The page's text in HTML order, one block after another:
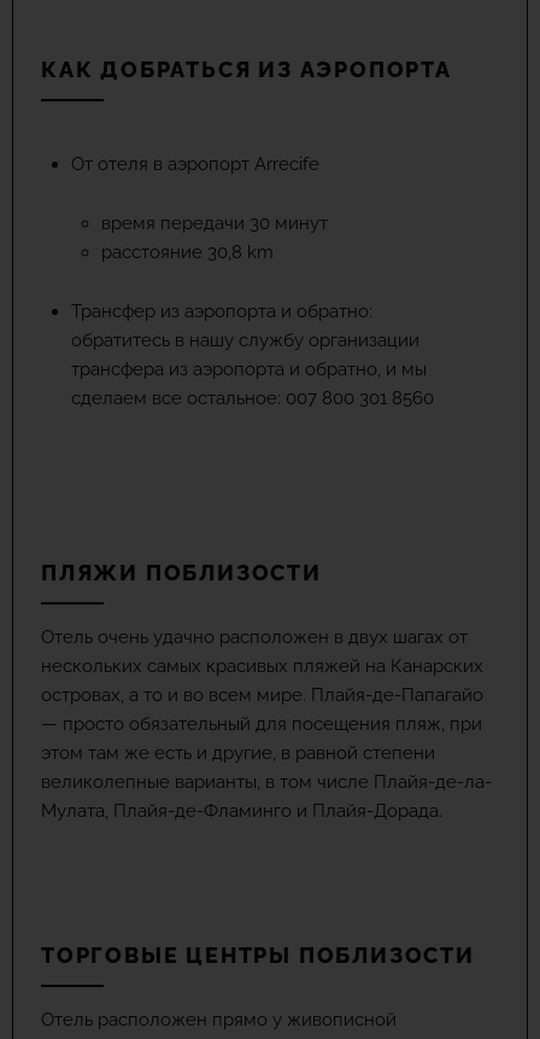
КАК ДОБРАТЬСЯ ИЗ АЭРОПОРТА
От отеля в аэропорт Arrecife
время передачи 30 минут
расстояние 30,8 km
Трансфер из аэропорта и обратно:
обратитесь в нашу службу организации
трансфера из аэропорта и обратно, и мы
сделаем все остальное: 007 800 301 8560
ПЛЯЖИ ПОБЛИЗОСТИ
Отель очень удачно расположен в двух шагах от
нескольких самых красивых пляжей на Канарских
островах, а то и во всем мире. Плайя-де-Папагайо
— просто обязательный для посещения пляж, при
этом там же есть и другие, в равной степени
великолепные варианты, в том числе Плайя-де-ла-
Мулата, Плайя-де-Фламинго и Плайя-Дорада.
ТОРГОВЫЕ ЦЕНТРЫ ПОБЛИЗОСТИ
Отель расположен прямо у живописной